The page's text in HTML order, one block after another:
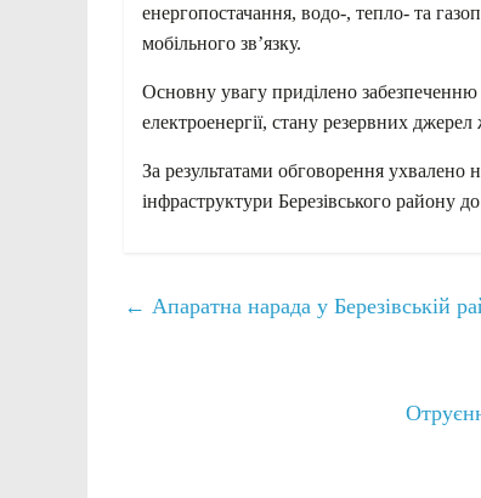
енергопостачання, водо-, тепло- та
мобільного зв’язку.
Основну увагу приділено
електроенергії, стану резервних
За результатами обговорення ухвалено
інфраструктури Березівського району
← Апаратна нарада у Березівській